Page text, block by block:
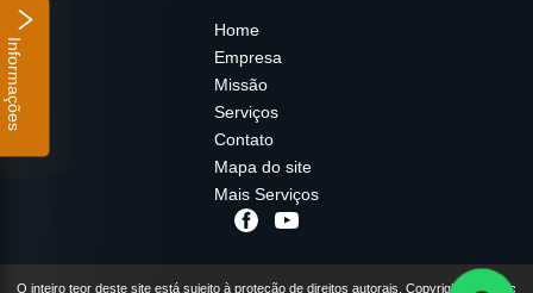
Home
Empresa
Missão
Serviços
Contato
Mapa do site
Mais Serviços
O inteiro teor deste site está sujeito à proteção de direitos autorais. Copyright© Civiltec
Informações